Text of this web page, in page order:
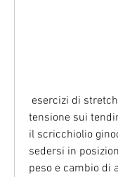
tensione sui
il scricchiolio
sedersi in
peso e cambio di